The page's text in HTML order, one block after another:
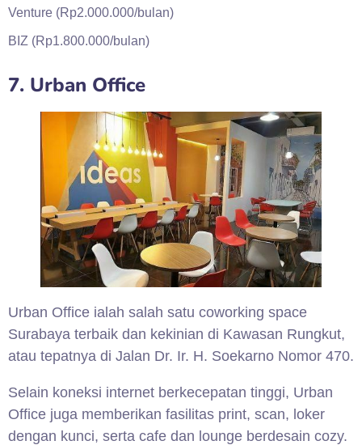
Venture (Rp2.000.000/bulan)
BIZ (Rp1.800.000/bulan)
7. Urban Office
Urban Office ialah salah satu coworking space
Surabaya terbaik dan kekinian di Kawasan Rungkut,
atau tepatnya di Jalan Dr. Ir. H. Soekarno Nomor 470.
Selain koneksi internet berkecepatan tinggi, Urban
Office juga memberikan fasilitas print, scan, loker
dengan kunci, serta cafe dan lounge berdesain cozy.